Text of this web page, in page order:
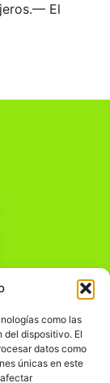
como las
dispositivo. El
datos como
únicas en este
El